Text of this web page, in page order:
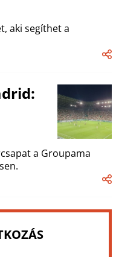
aki segíthet a
a Groupama